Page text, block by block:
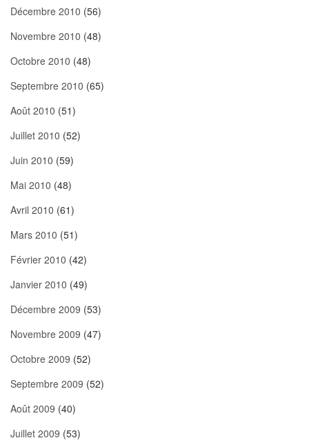
Décembre 2010 (56)
Novembre 2010 (48)
Octobre 2010 (48)
Septembre 2010 (65)
Août 2010 (51)
Juillet 2010 (52)
Juin 2010 (59)
Mai 2010 (48)
Avril 2010 (61)
Mars 2010 (51)
Février 2010 (42)
Janvier 2010 (49)
Décembre 2009 (53)
Novembre 2009 (47)
Octobre 2009 (52)
Septembre 2009 (52)
Août 2009 (40)
Juillet 2009 (53)